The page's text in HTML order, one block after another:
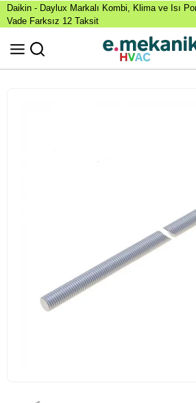
Daikin - Daylux Markalı Kombi, Klima ve Isı
Vade Farksız 12 Taksit